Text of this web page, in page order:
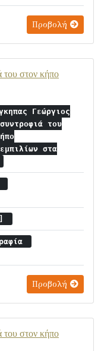
Προβολή
του στον κήπο
Γεώργιος
του
στα
Προβολή
του στον κήπο